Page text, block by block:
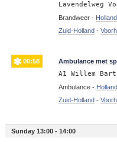
Lavendelweg
Brandweer -
Zuid-Holland-
00:58 Ambulance met
A1 Willem
Ambulance -
Zuid-Holland-
Sunday 13:00 - 14:00